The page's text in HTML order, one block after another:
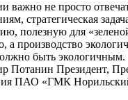
важно не просто
стратегическая
полезную для
а производство
быть экологичным.
Потанин Президент,
ПАО «ГМК